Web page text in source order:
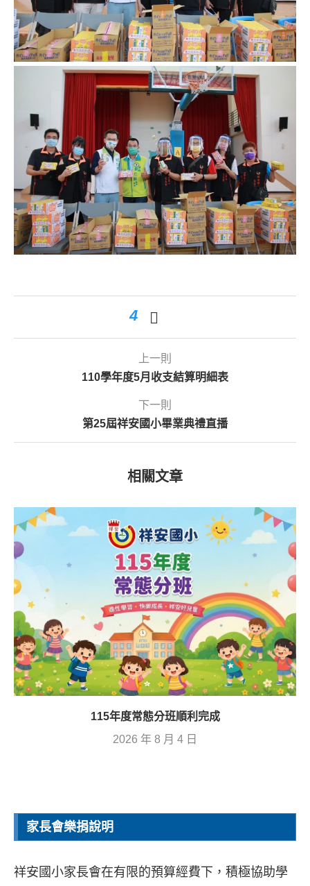
4
上一則
110學年度5月收支結算明細表
下一則
第25屆祥安國小畢業典禮直播
相關文章
115年度常態分班順利完成
2026 年 8 月 4 日
家長會樂捐說明
祥安國小家長會在有限的預算經費下，積極協助學